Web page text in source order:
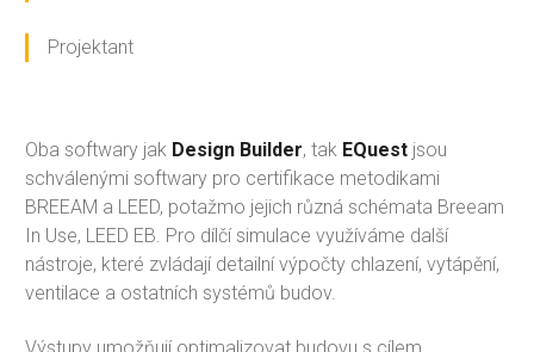
Projektant
Oba softwary jak Design Builder, tak EQuest jsou
schválenými softwary pro certifikace metodikami
BREEAM a LEED, potažmo jejich různá schémata Breeam
In Use, LEED EB. Pro dílčí simulace využíváme další
nástroje, které zvládají detailní výpočty chlazení, vytápění,
ventilace a ostatních systémů budov.
Výstupy umožňují optimalizovat budovu s cílem